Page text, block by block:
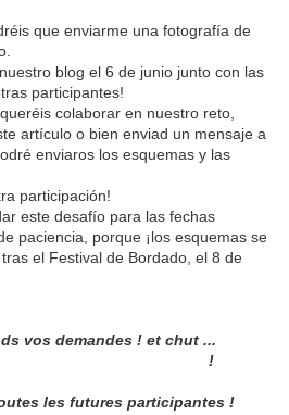
que enviarme una fotografía de
blog el 6 de junio junto con las
participantes!
colaborar en nuestro reto,
artículo o bien enviad un mensaje a
enviaros los esquemas y las
participación!
este desafío para las fechas
paciencia, porque ¡los esquemas se
el Festival de Bordado, el 8 de
vos demandes ! et chut ...
!
les futures participantes !